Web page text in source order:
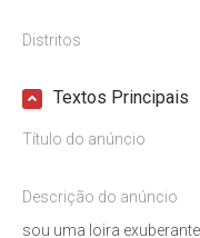
Distritos
Textos Principais
Título do anúncio
Descrição do anúncio
sou uma loira